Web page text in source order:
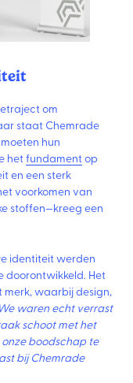
om
staat Chemrade
hun
hetfundament op
en een sterk
voorkomen van
stoffen—kreeg een
identiteit werden
doorontwikkeld. Het
merk, waarbij design,
waren echt verrast
schoot met het
boodschap te
bij Chemrade